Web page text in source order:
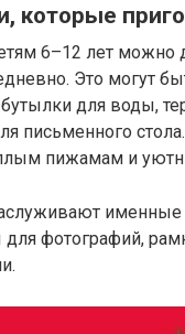
которые
6–12 лет можно
Это могут
для воды,
письменного
пижамам и
фотографий,